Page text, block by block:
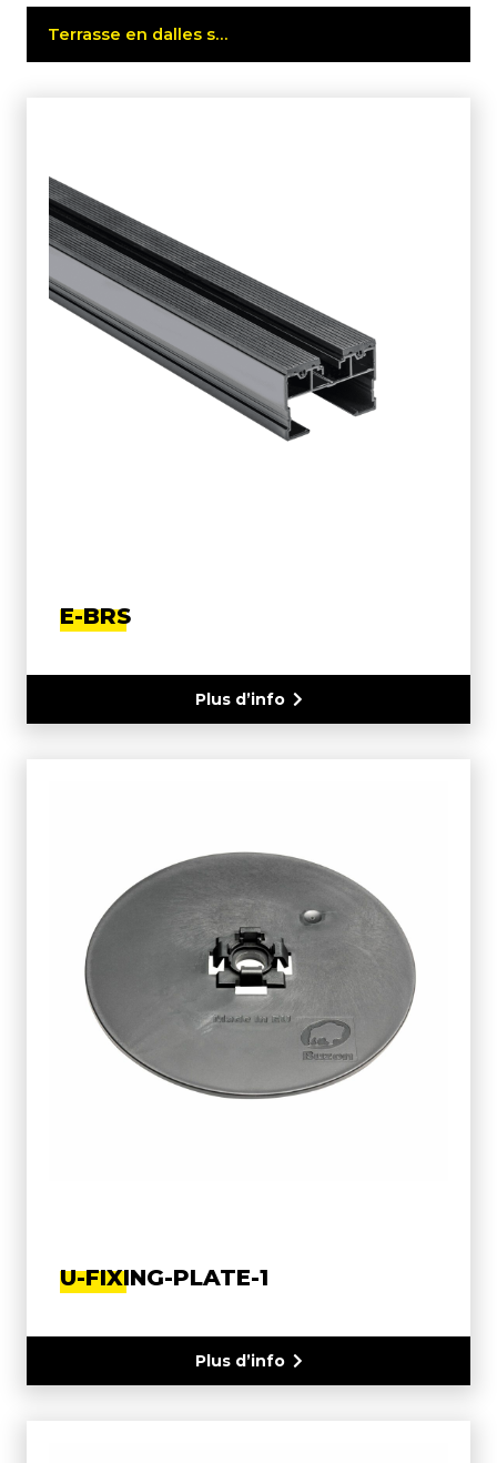
Terrasse en dalles sur lambourdes
E-BRS
Plus d’info
U-FIXING-PLATE-1
Plus d’info